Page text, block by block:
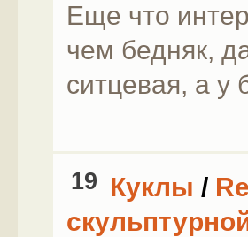
Еще что
чем бедняк,
ситцевая, а у
19 Куклы /